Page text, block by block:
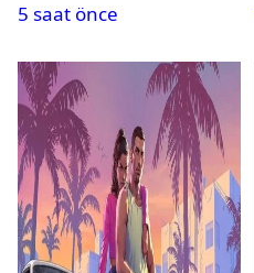
5 saat önce